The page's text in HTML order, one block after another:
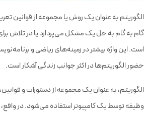
الگوریتم به عنوان یک روش یا مجموعه از قوانین
گام به گام به حل یک مشکل می‌پردازد یا در تلاش
است. این واژه بیشتر در زمینه‌های ریاضی و
حضور الگوریتم‌ها در اکثر جوانب زندگی آشکار است.
الگوریتم، به عنوان یک مجموعه از دستورات و
وظیفه توسط یک کامپیوتر استفاده می‌شود. در